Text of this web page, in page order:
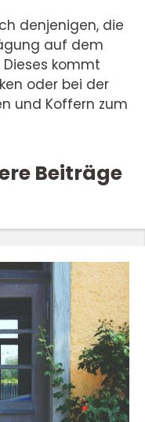
denjenigen, die
auf dem
kommt
oder bei der
und Koffern zum
Beiträge